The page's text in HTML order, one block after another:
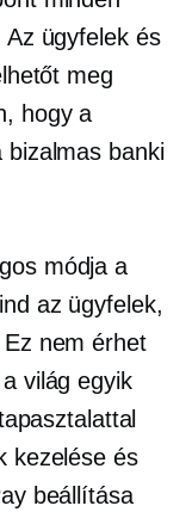
ügyfelek és
meg
hogy a
bizalmas banki
módja a
az ügyfelek,
nem érhet
világ egyik
kezelése és
beállítása